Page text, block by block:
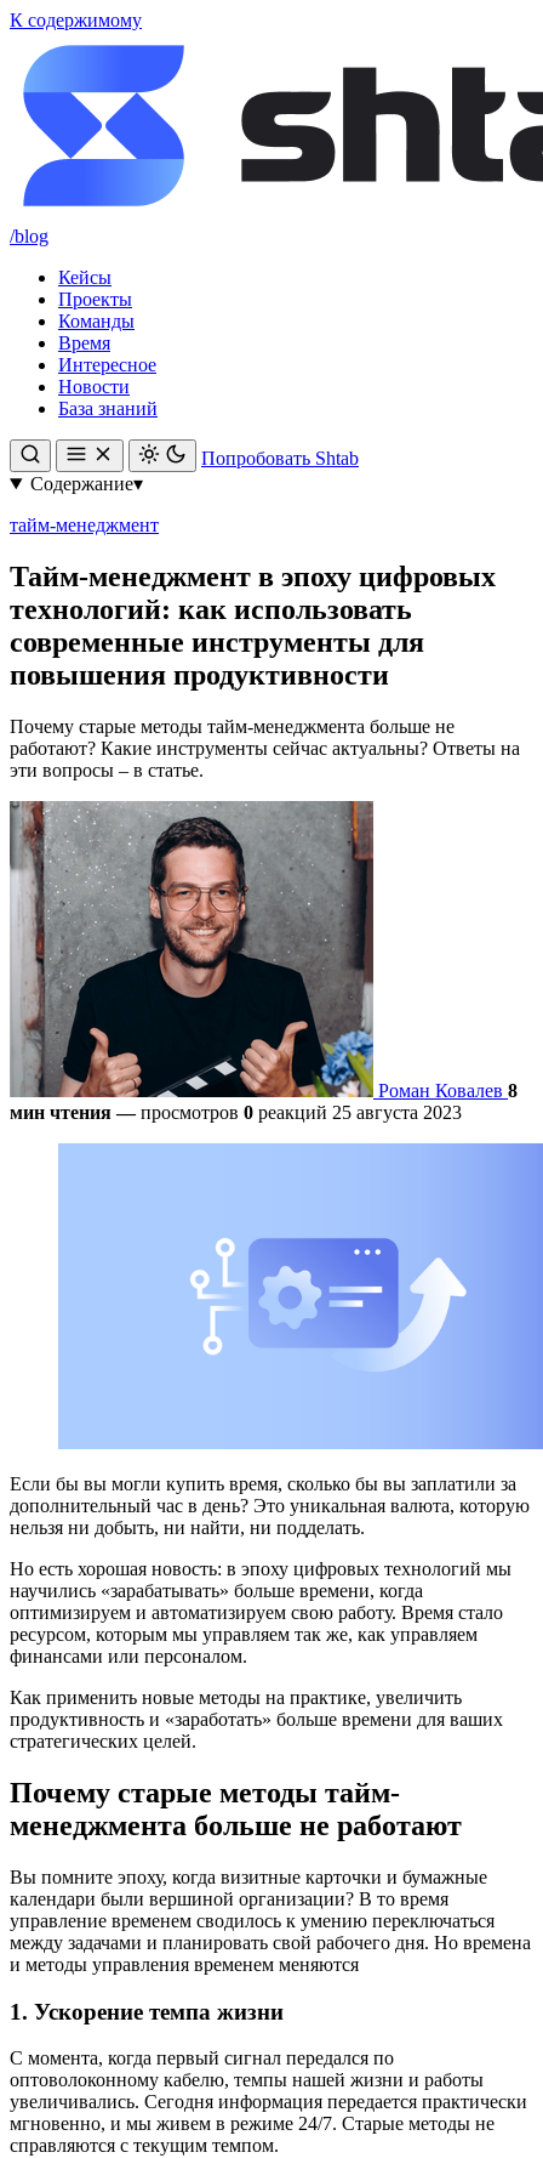
К содержимому
/blog
Кейсы
Проекты
Команды
Время
Интересное
Новости
База знаний
Попробовать Shtab
Содержание▾
тайм-менеджмент
Тайм-менеджмент в эпоху цифровых
технологий: как использовать
современные инструменты для
повышения продуктивности
Почему старые методы тайм-менеджмента больше не
работают? Какие инструменты сейчас актуальны? Ответы на
эти вопросы – в статье.
Роман Ковалев 8
мин чтения —просмотров 0 реакций 25 августа 2023
Если бы вы могли купить время, сколько бы вы заплатили за
дополнительный час в день? Это уникальная валюта, которую
нельзя ни добыть, ни найти, ни подделать.
Но есть хорошая новость: в эпоху цифровых технологий мы
научились «зарабатывать» больше времени, когда
оптимизируем и автоматизируем свою работу. Время стало
ресурсом, которым мы управляем так же, как управляем
финансами или персоналом.
Как применить новые методы на практике, увеличить
продуктивность и «заработать» больше времени для ваших
стратегических целей.
Почему старые методы тайм-
менеджмента больше не работают
Вы помните эпоху, когда визитные карточки и бумажные
календари были вершиной организации? В то время
управление временем сводилось к умению переключаться
между задачами и планировать свой рабочего дня. Но времена
и методы управления временем меняются
1. Ускорение темпа жизни
С момента, когда первый сигнал передался по
оптоволоконному кабелю, темпы нашей жизни и работы
увеличивались. Сегодня информация передается практически
мгновенно, и мы живем в режиме 24/7. Старые методы не
справляются с текущим темпом.